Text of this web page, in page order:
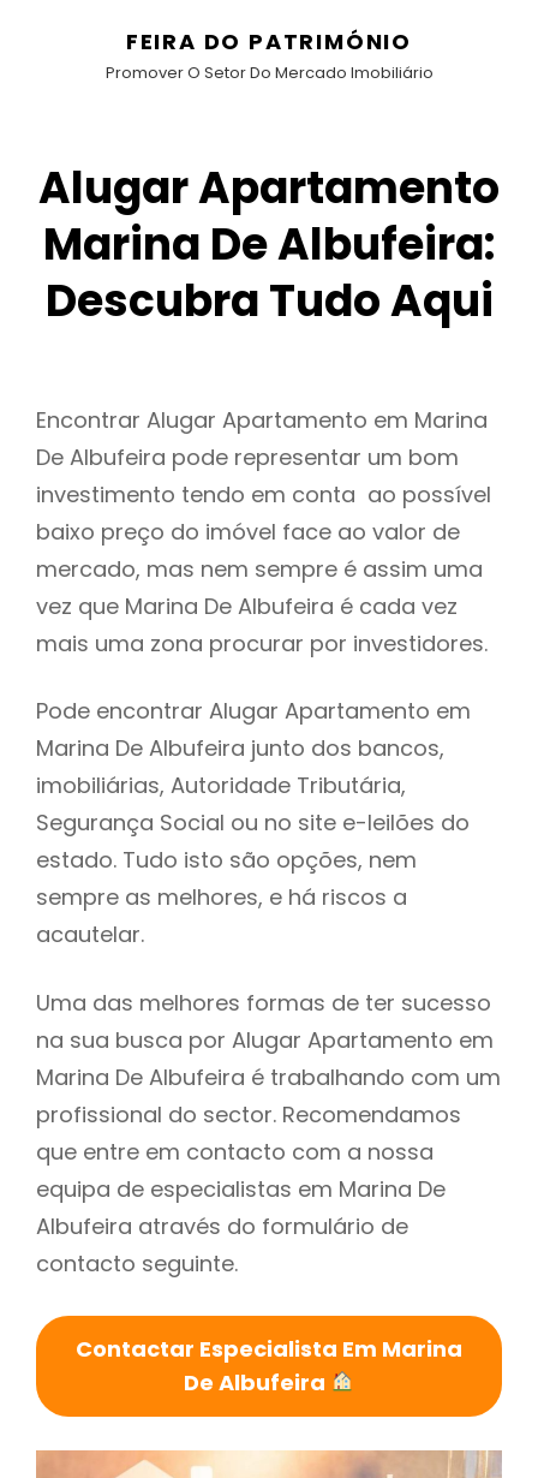
FEIRA DO PATRIMÓNIO
Promover O Setor Do Mercado Imobiliário
Alugar Apartamento
Marina De Albufeira:
Descubra Tudo Aqui
Encontrar Alugar Apartamento em Marina
De Albufeira pode representar um bom
investimento tendo em conta ao possível
baixo preço do imóvel face ao valor de
mercado, mas nem sempre é assim uma
vez que Marina De Albufeira é cada vez
mais uma zona procurar por investidores.
Pode encontrar Alugar Apartamento em
Marina De Albufeira junto dos bancos,
imobiliárias, Autoridade Tributária,
Segurança Social ou no site e-leilões do
estado. Tudo isto são opções, nem
sempre as melhores, e há riscos a
acautelar.
Uma das melhores formas de ter sucesso
na sua busca por Alugar Apartamento em
Marina De Albufeira é trabalhando com um
profissional do sector. Recomendamos
que entre em contacto com a nossa
equipa de especialistas em Marina De
Albufeira através do formulário de
contacto seguinte.
Contactar Especialista Em Marina
De Albufeira